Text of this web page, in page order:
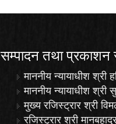
सम्पादन तथा प्रकाशन
माननीय न्यायाधीश श्री
माननीय न्यायाधीश
मुख्य रजिस्ट्रार श्री
रजिस्ट्रार श्री